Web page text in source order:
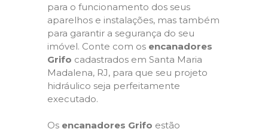
para o funcionamento dos seus
aparelhos e instalações, mas também
para garantir a segurança do seu
imóvel. Conte com os encanadores
Grifo cadastrados em Santa Maria
Madalena, RJ, para que seu projeto
hidráulico seja perfeitamente
executado.
Os encanadores Grifo estão